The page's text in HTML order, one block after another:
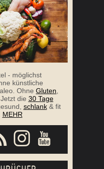
- möglichst
künstliche
Ohne Gluten
die 30 Tage
schlank& fit
MEHR